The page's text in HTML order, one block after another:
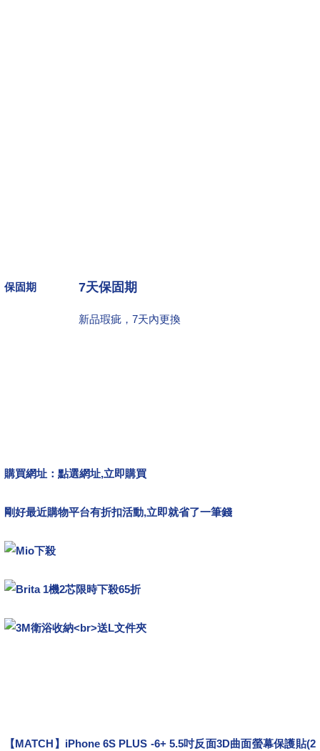
保固期 7天保固期
新品瑕疵，7天內更換
購買網址： 點選網址,立即購買
剛好最近購物平台有折扣活動,立即就省了一筆錢
【MATCH】iPhone 6S PLUS -6+ 5.5吋反面3D曲面螢幕保護貼(2